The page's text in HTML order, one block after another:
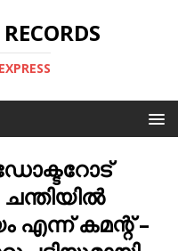
എന്ന് കമന്റ് –